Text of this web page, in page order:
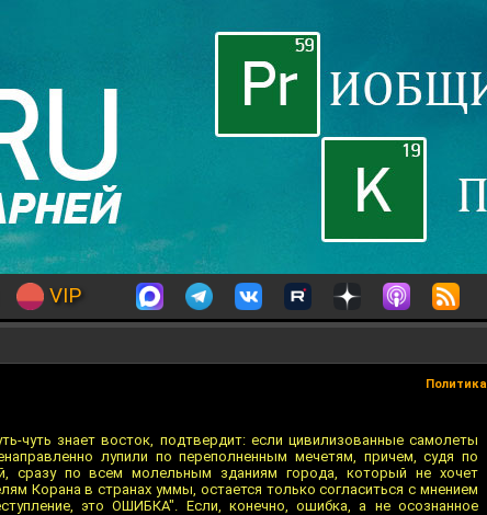
VIP
Политика
чуть знает восток, подтвердит: если цивилизованные самолеты
лупили по переполненным мечетям, причем, судя по
сразу по всем молельным зданиям города, который не хочет
Корана в странах уммы, остается только согласиться с мнением
это ОШИБКА". Если, конечно, ошибка, а не осознанное